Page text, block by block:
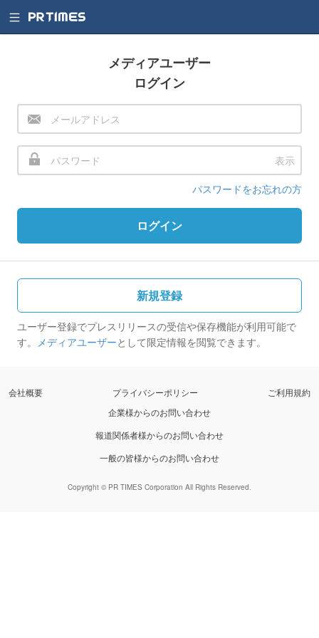
メディアユーザー
ログイン
表示
パスワードをお忘れの方
ログイン
新規登録
ユーザー登録でプレスリリースの受信や保存機能が利用可能で
す。 メディアユーザーとして限定情報を閲覧できます。
会社概要 プライバシーポリシー
ご利用規約
企業様からのお問い合わせ
報道関係者様からのお問い合わせ
一般の皆様からのお問い合わせ
Copyright © PR TIMES Corporation All Rights Reserved.